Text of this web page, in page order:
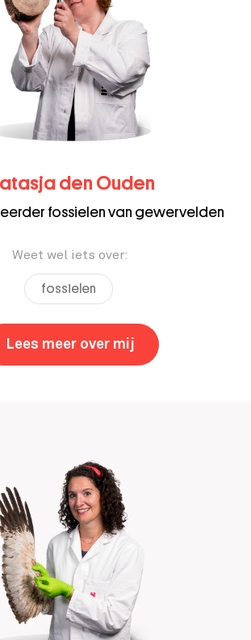
den Ouden
fossielen van gewervelden
Weet wel iets over:
fossielen
Lees meer over mij Natasja den